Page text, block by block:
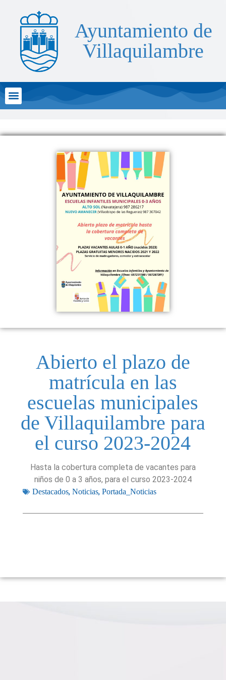
Ayuntamiento de
Villaquilambre
Abierto el plazo de
matrícula en las
escuelas municipales
de Villaquilambre para
el curso 2023-2024
Hasta la cobertura completa de vacantes para
niños de 0 a 3 años, para el curso 2023-2024
Destacados, Noticias, Portada_Noticias